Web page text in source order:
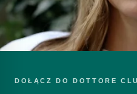
DOŁĄCZ DO DOTTORE